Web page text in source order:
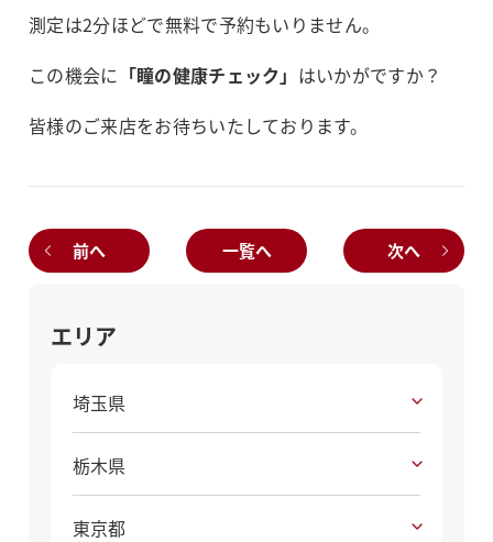
測定は2分ほどで無料で予約もいりません。
この機会に 「瞳の健康チェック」 はいかがですか？
皆様のご来店をお待ちいたしております。
前へ 一覧へ 次へ
エリア
埼玉県
栃木県
東京都